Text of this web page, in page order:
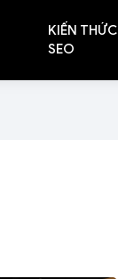
KIẾN THỨC
SEO